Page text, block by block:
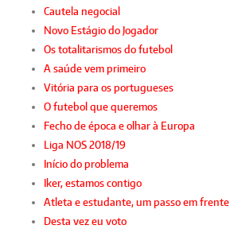
Cautela negocial
Novo Estágio do Jogador
Os totalitarismos do futebol
A saúde vem primeiro
Vitória para os portugueses
O futebol que queremos
Fecho de época e olhar à Europa
Liga NOS 2018/19
Início do problema
Iker, estamos contigo
Atleta e estudante, um passo em frente
Desta vez eu voto